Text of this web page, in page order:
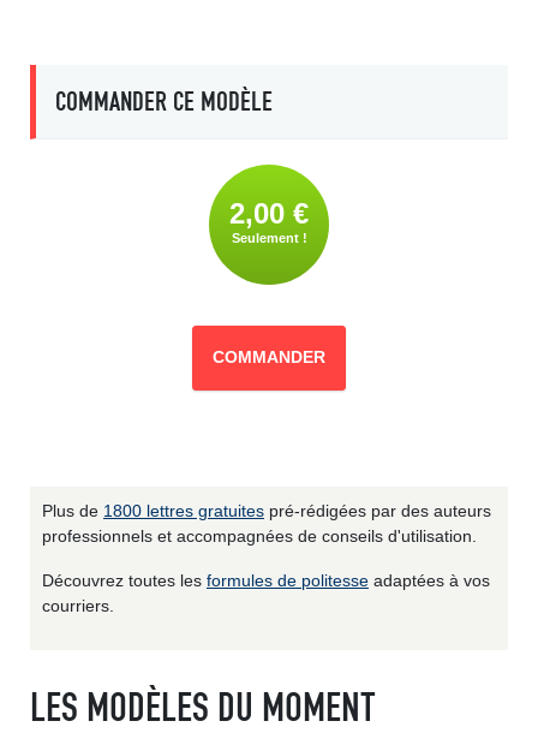
COMMANDER CE MODÈLE
2,00 €
Seulement !
COMMANDER
Plus de 1800 lettres gratuites pré-rédigées par des auteurs
professionnels et accompagnées de conseils d'utilisation.
Découvrez toutes les formules de politesse adaptées à vos
courriers.
LES MODÈLES DU MOMENT